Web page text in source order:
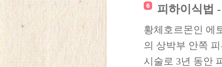
피하이식법
황체호르몬인 에
의 상박부 안쪽
시술로 3년 동안